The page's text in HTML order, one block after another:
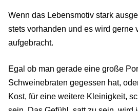
Wenn das Lebensmotiv stark
stets vorhanden und es wird gerne
aufgebracht.
Egal ob man gerade eine große
Schweinebraten gegessen hat,
Kost, für eine weitere Kleinigkeit,